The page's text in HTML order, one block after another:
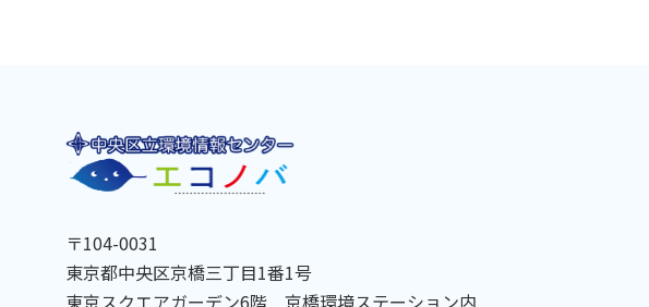
〒104-0031
東京都中央区京橋三丁目1番1号
東京スクエアガーデン6階 京橋環境ステーション内